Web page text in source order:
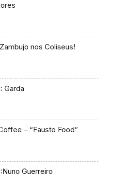
nos Coliseus!
Garda
– “Fausto Food”
Guerreiro